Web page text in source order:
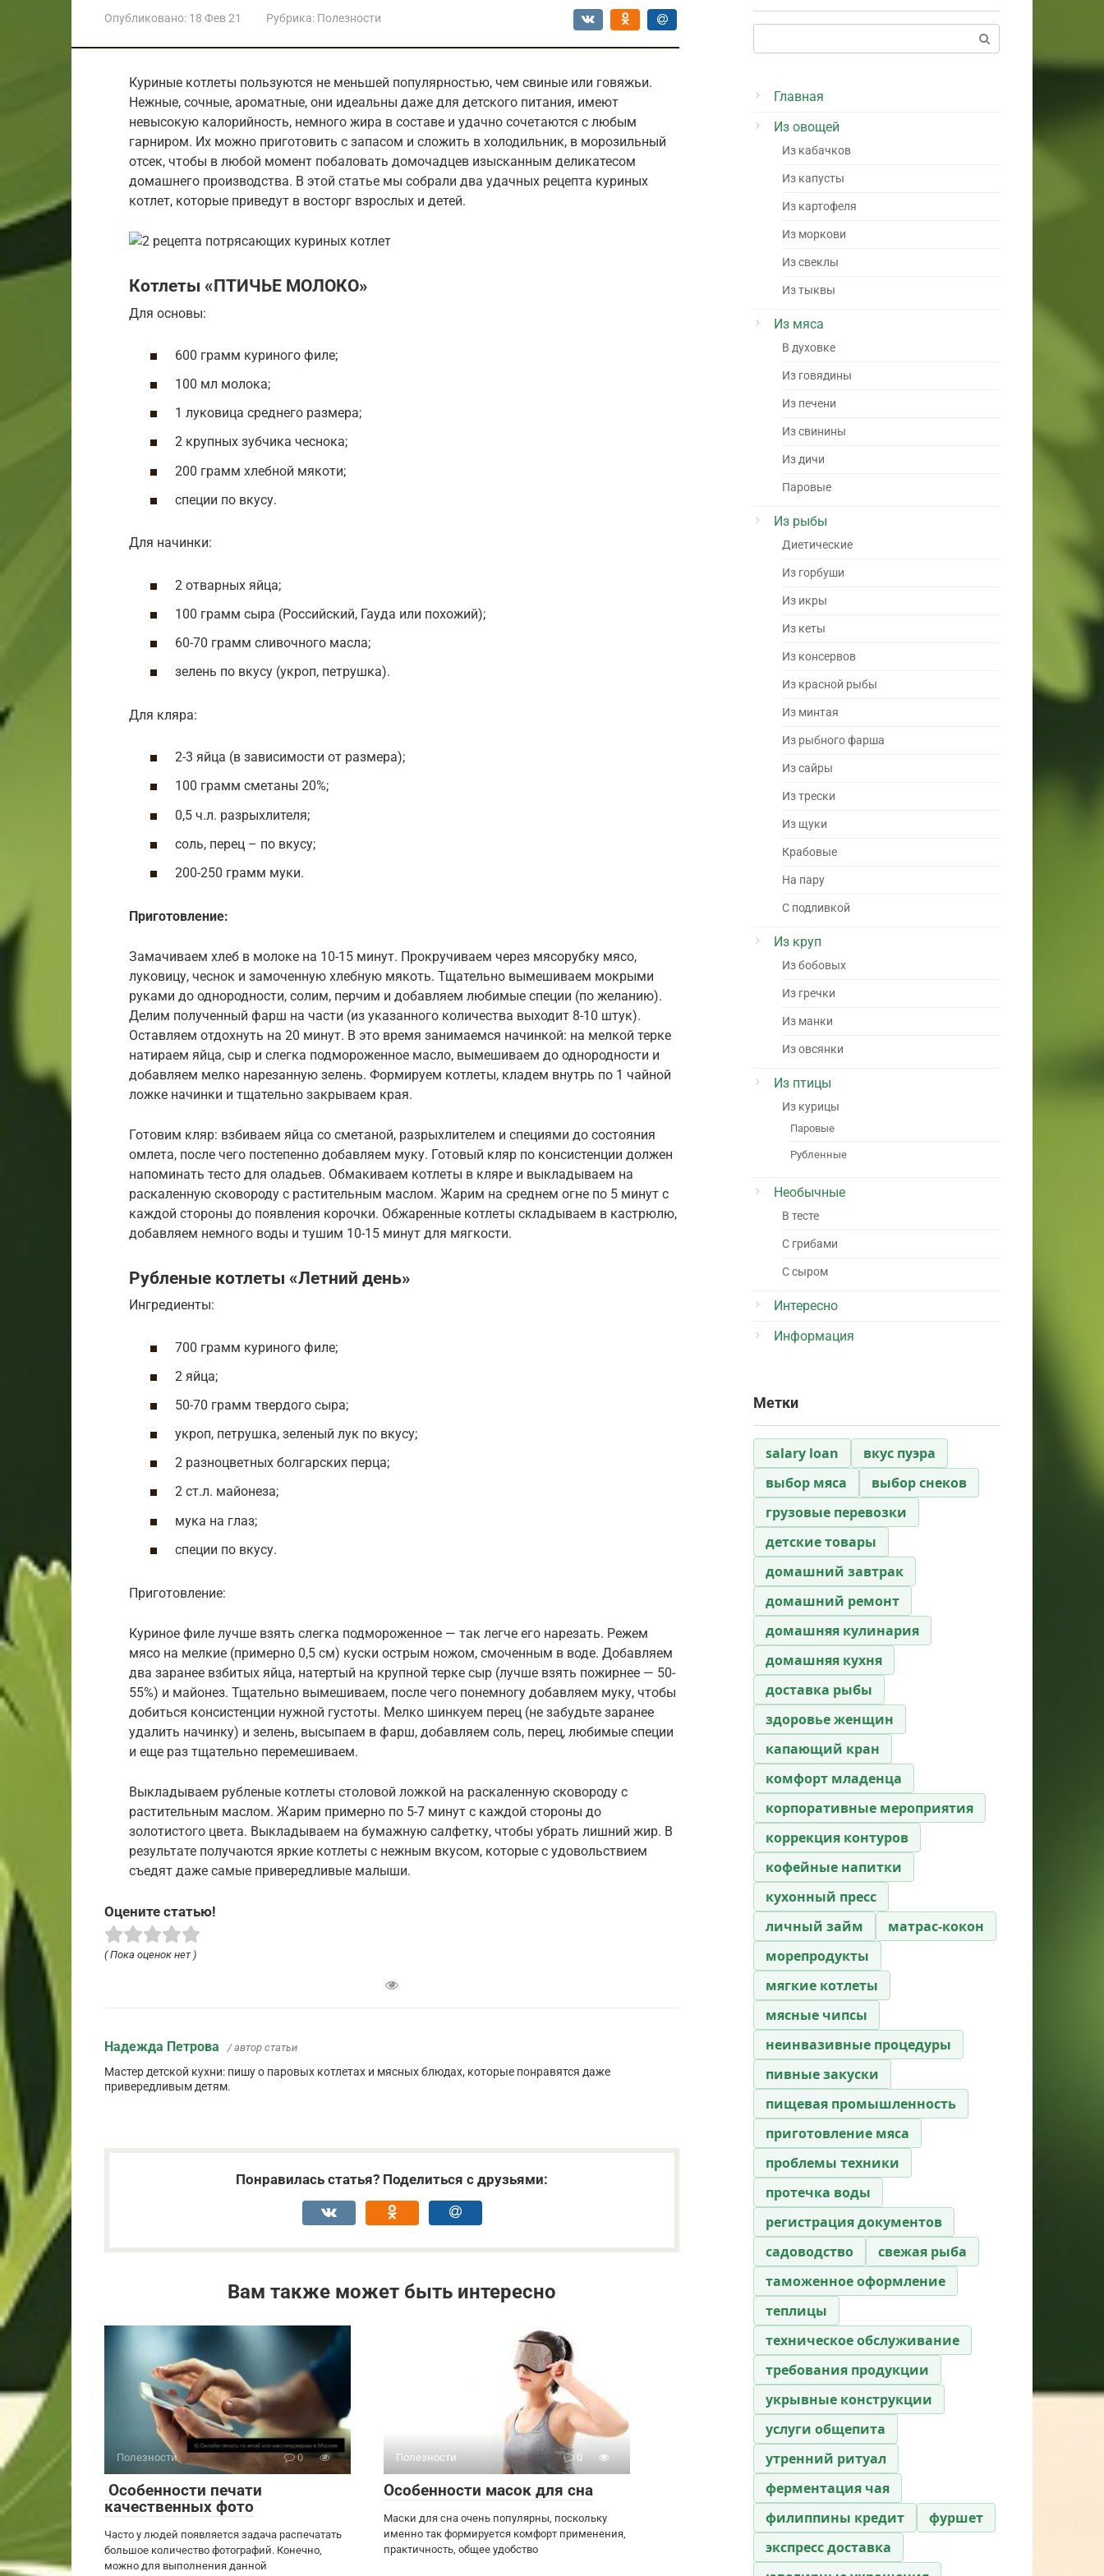
Опубликовано: 18 Фев 21 Рубрика: Полезности
Куриные котлеты пользуются не меньшей популярностью, чем свиные или говяжьи.
Нежные, сочные, ароматные, они идеальны даже для детского питания, имеют
невысокую калорийность, немного жира в составе и удачно сочетаются с любым
гарниром. Их можно приготовить с запасом и сложить в холодильник, в морозильный
отсек, чтобы в любой момент побаловать домочадцев изысканным деликатесом
домашнего производства. В этой статье мы собрали два удачных рецепта куриных
котлет, которые приведут в восторг взрослых и детей.
Котлеты «ПТИЧЬЕ МОЛОКО»
Для основы:
600 грамм куриного филе;
100 мл молока;
1 луковица среднего размера;
2 крупных зубчика чеснока;
200 грамм хлебной мякоти;
специи по вкусу.
Для начинки:
2 отварных яйца;
100 грамм сыра (Российский, Гауда или похожий);
60-70 грамм сливочного масла;
зелень по вкусу (укроп, петрушка).
Для кляра:
2-3 яйца (в зависимости от размера);
100 грамм сметаны 20%;
0,5 ч.л. разрыхлителя;
соль, перец – по вкусу;
200-250 грамм муки.
Приготовление:
Замачиваем хлеб в молоке на 10-15 минут. Прокручиваем через мясорубку мясо,
луковицу, чеснок и замоченную хлебную мякоть. Тщательно вымешиваем мокрыми
руками до однородности, солим, перчим и добавляем любимые специи (по желанию).
Делим полученный фарш на части (из указанного количества выходит 8-10 штук).
Оставляем отдохнуть на 20 минут. В это время занимаемся начинкой: на мелкой терке
натираем яйца, сыр и слегка подмороженное масло, вымешиваем до однородности и
добавляем мелко нарезанную зелень. Формируем котлеты, кладем внутрь по 1 чайной
ложке начинки и тщательно закрываем края.
Готовим кляр: взбиваем яйца со сметаной, разрыхлителем и специями до состояния
омлета, после чего постепенно добавляем муку. Готовый кляр по консистенции должен
напоминать тесто для оладьев. Обмакиваем котлеты в кляре и выкладываем на
раскаленную сковороду с растительным маслом. Жарим на среднем огне по 5 минут с
каждой стороны до появления корочки. Обжаренные котлеты складываем в кастрюлю,
добавляем немного воды и тушим 10-15 минут для мягкости.
Рубленые котлеты «Летний день»
Ингредиенты:
700 грамм куриного филе;
2 яйца;
50-70 грамм твердого сыра;
укроп, петрушка, зеленый лук по вкусу;
2 разноцветных болгарских перца;
2 ст.л. майонеза;
мука на глаз;
специи по вкусу.
Приготовление:
Куриное филе лучше взять слегка подмороженное — так легче его нарезать. Режем
мясо на мелкие (примерно 0,5 см) куски острым ножом, смоченным в воде. Добавляем
два заранее взбитых яйца, натертый на крупной терке сыр (лучше взять пожирнее — 50-
55%) и майонез. Тщательно вымешиваем, после чего понемногу добавляем муку, чтобы
добиться консистенции нужной густоты. Мелко шинкуем перец (не забудьте заранее
удалить начинку) и зелень, высыпаем в фарш, добавляем соль, перец, любимые специи
и еще раз тщательно перемешиваем.
Выкладываем рубленые котлеты столовой ложкой на раскаленную сковороду с
растительным маслом. Жарим примерно по 5-7 минут с каждой стороны до
золотистого цвета. Выкладываем на бумажную салфетку, чтобы убрать лишний жир. В
результате получаются яркие котлеты с нежным вкусом, которые с удовольствием
съедят даже самые привередливые малыши.
Оцените статью!
( Пока оценок нет )
Надежда Петрова / автор статьи
Мастер детской кухни: пишу о паровых котлетах и мясных блюдах, которые понравятся даже
привередливым детям.
Понравилась статья? Поделиться с друзьями:
Вам также может быть интересно
Полезности 0
Особенности печати
качественных фото
Часто у людей появляется задача распечатать
большое количество фотографий. Конечно,
можно для выполнения данной
Полезности 0
Особенности масок для сна
Маски для сна очень популярны, поскольку
именно так формируется комфорт применения,
практичность, общее удобство
Главная
Из овощей
Из кабачков
Из капусты
Из картофеля
Из моркови
Из свеклы
Из тыквы
Из мяса
В духовке
Из говядины
Из печени
Из свинины
Из дичи
Паровые
Из рыбы
Диетические
Из горбуши
Из икры
Из кеты
Из консервов
Из красной рыбы
Из минтая
Из рыбного фарша
Из сайры
Из трески
Из щуки
Крабовые
На пару
С подливкой
Из круп
Из бобовых
Из гречки
Из манки
Из овсянки
Из птицы
Из курицы
Паровые
Рубленные
Необычные
В тесте
С грибами
С сыром
Интересно
Информация
Метки
salary loan
вкус пуэра
выбор мяса
выбор снеков
грузовые перевозки
детские товары
домашний завтрак
домашний ремонт
домашняя кулинария
домашняя кухня
доставка рыбы
здоровье женщин
капающий кран
комфорт младенца
корпоративные мероприятия
коррекция контуров
кофейные напитки
кухонный пресс
личный займ
матрас-кокон
морепродукты
мягкие котлеты
мясные чипсы
неинвазивные процедуры
пивные закуски
пищевая промышленность
приготовление мяса
проблемы техники
протечка воды
регистрация документов
садоводство
свежая рыба
таможенное оформление
теплицы
техническое обслуживание
требования продукции
укрывные конструкции
услуги общепита
утренний ритуал
ферментация чая
филиппины кредит
фуршет
экспресс доставка